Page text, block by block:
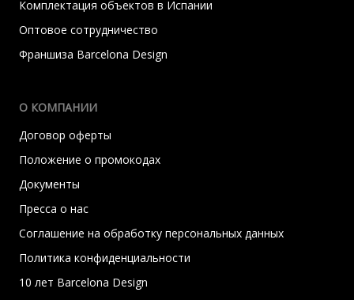
Комплектация объектов в Испании
Оптовое сотрудничество
Франшиза Barcelona Design
О КОМПАНИИ
Договор оферты
Положение о промокодах
Документы
Пресса о нас
Соглашение на обработку персональных данных
Политика конфиденциальности
10 лет Barcelona Design